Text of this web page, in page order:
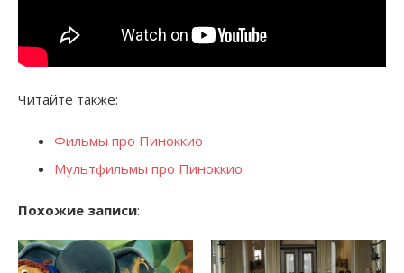
Читайте также:
Фильмы про Пиноккио
Мультфильмы про Пиноккио
Похожие записи: